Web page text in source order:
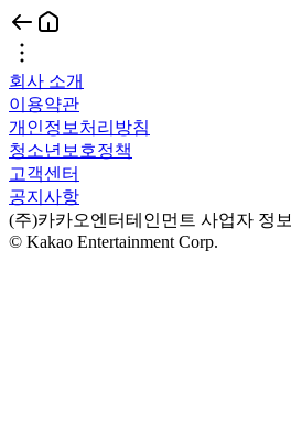
회사 소개
이용약관
개인정보처리방침
청소년보호정책
고객센터
공지사항
(주)카카오엔터테인먼트 사업자 정보
© Kakao Entertainment Corp.